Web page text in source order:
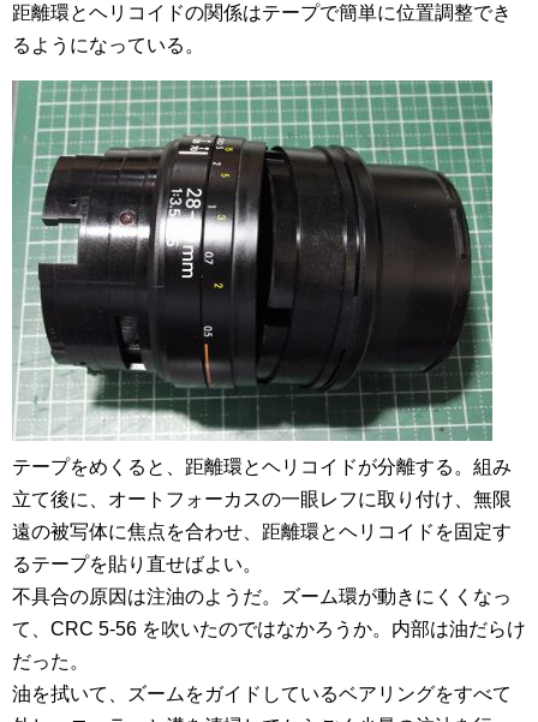
距離環とヘリコイドの関係はテープで簡単に位置調整でき
るようになっている。
テープをめくると、距離環とヘリコイドが分離する。組み
立て後に、オートフォーカスの一眼レフに取り付け、無限
遠の被写体に焦点を合わせ、距離環とヘリコイドを固定す
るテープを貼り直せばよい。
不具合の原因は注油のようだ。ズーム環が動きにくくなっ
て、CRC 5-56 を吹いたのではなかろうか。内部は油だらけ
だった。
油を拭いて、ズームをガイドしているベアリングをすべて